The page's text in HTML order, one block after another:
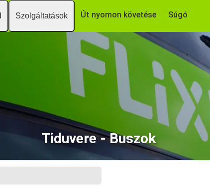
Szolgáltatások Út nyomon követése Súgó
Tiduvere - Buszok